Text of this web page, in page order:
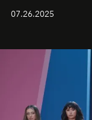
07.26.2025